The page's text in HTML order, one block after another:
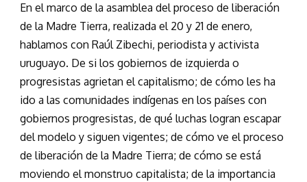
En el marco de la asamblea del proceso de liberación
de la Madre Tierra, realizada el 20 y 21 de enero,
hablamos con Raúl Zibechi, periodista y activista
uruguayo. De si los gobiernos de izquierda o
progresistas agrietan el capitalismo; de cómo les ha
ido a las comunidades indígenas en los países con
gobiernos progresistas, de qué luchas logran escapar
del modelo y siguen vigentes; de cómo ve el proceso
de liberación de la Madre Tierra; de cómo se está
moviendo el monstruo capitalista; de la importancia